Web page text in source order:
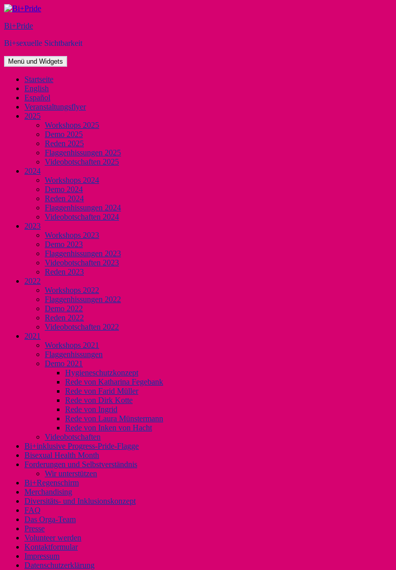
Zum
springen
Bi+Pride
Bi+sexuelle Sichtbarkeit
Menü und Widgets
Startseite
English
Español
Veranstaltungsflyer
2025
Workshops 2025
Demo 2025
Reden 2025
Flaggenhissungen 2025
Videobotschaften 2025
2024
Workshops 2024
Demo 2024
Reden 2024
Flaggenhissungen 2024
Videobotschaften 2024
2023
Workshops 2023
Demo 2023
Flaggenhissungen 2023
Videobotschaften 2023
Reden 2023
2022
Workshops 2022
Flaggenhissungen 2022
Demo 2022
Reden 2022
Videobotschaften 2022
2021
Workshops 2021
Flaggenhissungen
Demo 2021
Hygieneschutzkonzept
Rede von Katharina Fegebank
Rede von Farid Müller
Rede von Dirk Kotte
Rede von Ingrid
Rede von Laura Münstermann
Rede von Inken von Hacht
Videobotschaften
Bi+inklusive Progress-Pride-Flagge
Bisexual Health Month
Forderungen und Selbstverständnis
Wir unterstützen
Bi+Regenschirm
Merchandising
Diversitäts- und Inklusionskonzept
FAQ
Das Orga-Team
Presse
Volunteer werden
Kontaktformular
Impressum
Datenschutzerklärung